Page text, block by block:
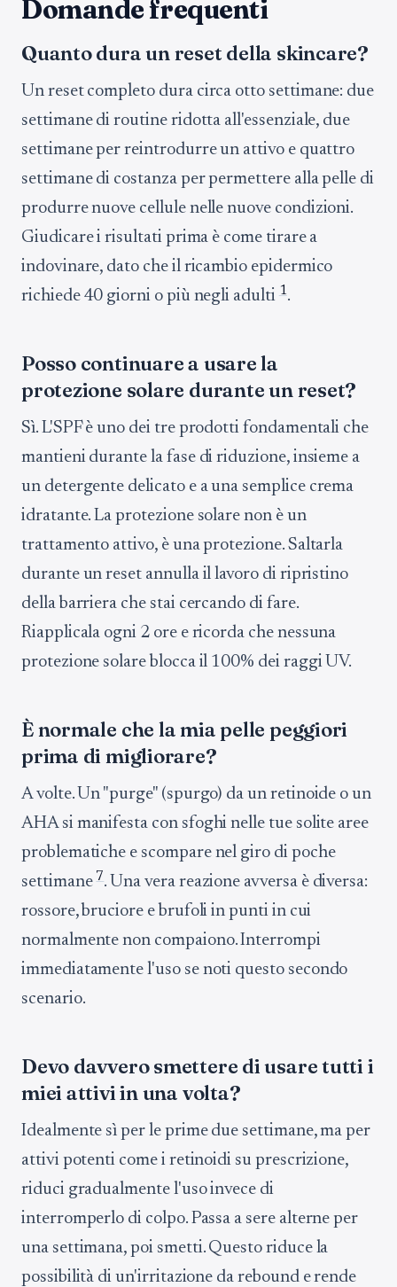
Domande frequenti
Quanto dura un reset della skincare?
Un reset completo dura circa otto settimane: due
settimane di routine ridotta all'essenziale, due
settimane per reintrodurre un attivo e quattro
settimane di costanza per permettere alla pelle di
produrre nuove cellule nelle nuove condizioni.
Giudicare i risultati prima è come tirare a
indovinare, dato che il ricambio epidermico
richiede 40 giorni o più negli adulti 1.
Posso continuare a usare la
protezione solare durante un reset?
Sì. L'SPF è uno dei tre prodotti fondamentali che
mantieni durante la fase di riduzione, insieme a
un detergente delicato e a una semplice crema
idratante. La protezione solare non è un
trattamento attivo, è una protezione. Saltarla
durante un reset annulla il lavoro di ripristino
della barriera che stai cercando di fare.
Riapplicala ogni 2 ore e ricorda che nessuna
protezione solare blocca il 100% dei raggi UV.
È normale che la mia pelle peggiori
prima di migliorare?
A volte. Un "purge" (spurgo) da un retinoide o un
AHA si manifesta con sfoghi nelle tue solite aree
problematiche e scompare nel giro di poche
settimane7. Una vera reazione avversa è diversa:
rossore, bruciore e brufoli in punti in cui
normalmente non compaiono. Interrompi
immediatamente l'uso se noti questo secondo
scenario.
Devo davvero smettere di usare tutti i
miei attivi in una volta?
Idealmente sì per le prime due settimane, ma per
attivi potenti come i retinoidi su prescrizione,
riduci gradualmente l'uso invece di
interromperlo di colpo. Passa a sere alterne per
una settimana, poi smetti. Questo riduce la
possibilità di un'irritazione da rebound e rende